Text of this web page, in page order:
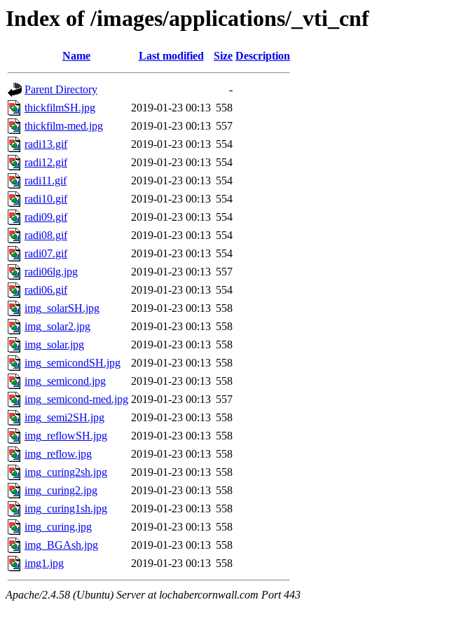
Index of /images/applications/_vti_cnf
Name Last modified Size Description
Parent Directory
-
thickfilmSH.jpg
2019-01-23 00:13 558
thickfilm-med.jpg
2019-01-23 00:13 557
radi13.gif
2019-01-23 00:13 554
radi12.gif
2019-01-23 00:13 554
radi11.gif
2019-01-23 00:13 554
radi10.gif
2019-01-23 00:13 554
radi09.gif
2019-01-23 00:13 554
radi08.gif
2019-01-23 00:13 554
radi07.gif
2019-01-23 00:13 554
radi06lg.jpg
2019-01-23 00:13 557
radi06.gif
2019-01-23 00:13 554
img_solarSH.jpg
2019-01-23 00:13 558
img_solar2.jpg
2019-01-23 00:13 558
img_solar.jpg
2019-01-23 00:13 558
img_semicondSH.jpg
2019-01-23 00:13 558
img_semicond.jpg
2019-01-23 00:13 558
img_semicond-med.jpg 2019-01-23 00:13 557
img_semi2SH.jpg
2019-01-23 00:13 558
img_reflowSH.jpg
2019-01-23 00:13 558
img_reflow.jpg
2019-01-23 00:13 558
img_curing2sh.jpg
2019-01-23 00:13 558
img_curing2.jpg
2019-01-23 00:13 558
img_curing1sh.jpg
2019-01-23 00:13 558
img_curing.jpg
2019-01-23 00:13 558
img_BGAsh.jpg
2019-01-23 00:13 558
img1.jpg
2019-01-23 00:13 558
Apache/2.4.58 (Ubuntu) Server at lochabercornwall.com Port 443